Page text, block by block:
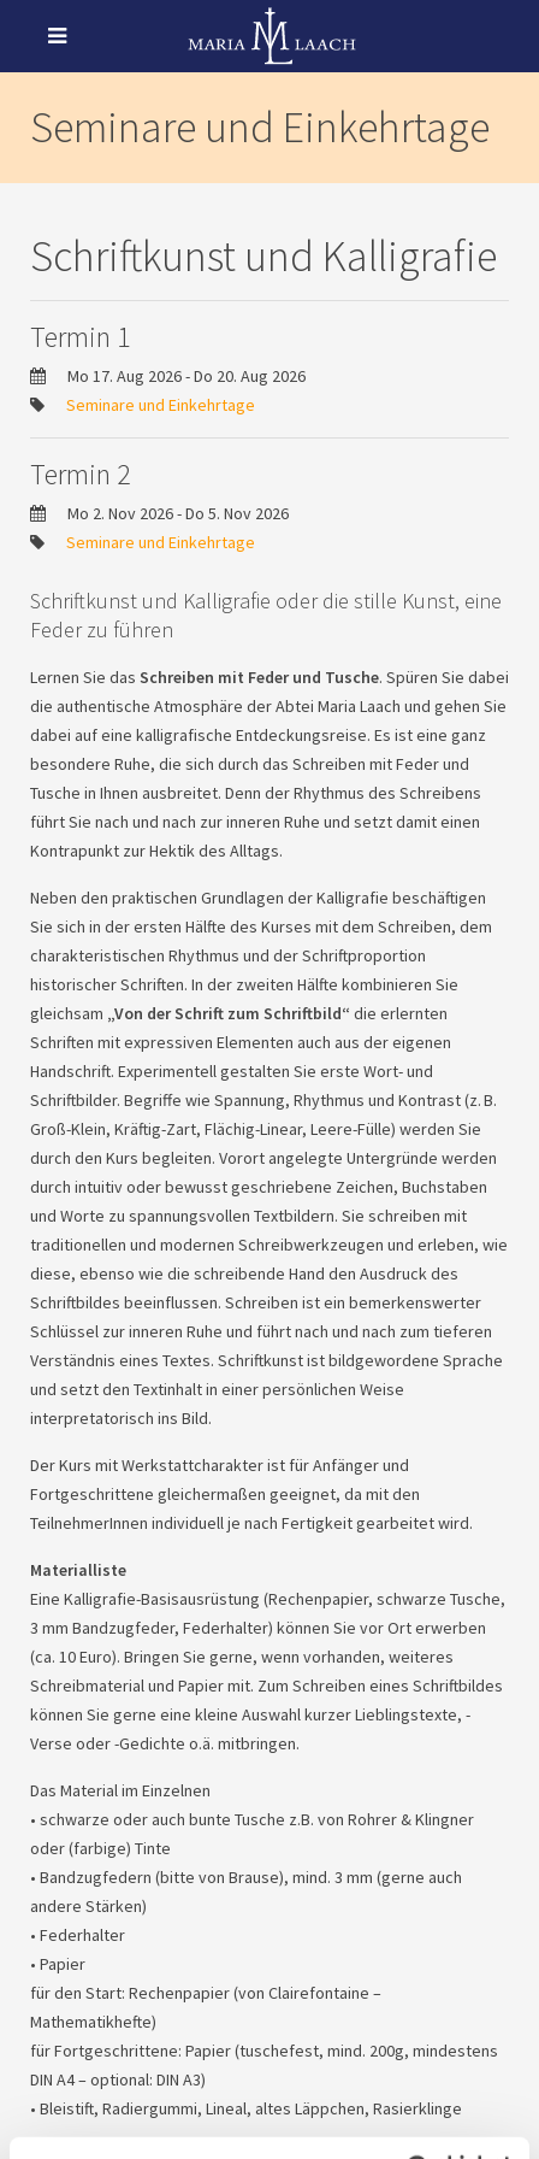
Seminare und Einkehrtage
Schriftkunst und Kalligrafie
Termin 1
Mo 17. Aug 2026 - Do 20. Aug 2026
Seminare und Einkehrtage
Termin 2
Mo 2. Nov 2026 - Do 5. Nov 2026
Seminare und Einkehrtage
Schriftkunst und Kalligrafie oder die stille Kunst, eine
Feder zu führen
Lernen Sie das Schreiben mit Feder und Tusche. Spüren Sie dabei
die authentische Atmosphäre der Abtei Maria Laach und gehen Sie
dabei auf eine kalligrafische Entdeckungsreise. Es ist eine ganz
besondere Ruhe, die sich durch das Schreiben mit Feder und
Tusche in Ihnen ausbreitet. Denn der Rhythmus des Schreibens
führt Sie nach und nach zur inneren Ruhe und setzt damit einen
Kontrapunkt zur Hektik des Alltags.
Neben den praktischen Grundlagen der Kalligrafie beschäftigen
Sie sich in der ersten Hälfte des Kurses mit dem Schreiben, dem
charakteristischen Rhythmus und der Schriftproportion
historischer Schriften. In der zweiten Hälfte kombinieren Sie
gleichsam „Von der Schrift zum Schriftbild“ die erlernten
Schriften mit expressiven Elementen auch aus der eigenen
Handschrift. Experimentell gestalten Sie erste Wort- und
Schriftbilder. Begriffe wie Spannung, Rhythmus und Kontrast (z. B.
Groß-Klein, Kräftig-Zart, Flächig-Linear, Leere-Fülle) werden Sie
durch den Kurs begleiten. Vorort angelegte Untergründe werden
durch intuitiv oder bewusst geschriebene Zeichen, Buchstaben
und Worte zu spannungsvollen Textbildern. Sie schreiben mit
traditionellen und modernen Schreibwerkzeugen und erleben, wie
diese, ebenso wie die schreibende Hand den Ausdruck des
Schriftbildes beeinflussen. Schreiben ist ein bemerkenswerter
Schlüssel zur inneren Ruhe und führt nach und nach zum tieferen
Verständnis eines Textes. Schriftkunst ist bildgewordene Sprache
und setzt den Textinhalt in einer persönlichen Weise
interpretatorisch ins Bild.
Der Kurs mit Werkstattcharakter ist für Anfänger und
Fortgeschrittene gleichermaßen geeignet, da mit den
TeilnehmerInnen individuell je nach Fertigkeit gearbeitet wird.
Materialliste
Eine Kalligrafie-Basisausrüstung (Rechenpapier, schwarze Tusche,
3 mm Bandzugfeder, Federhalter) können Sie vor Ort erwerben
(ca. 10 Euro). Bringen Sie gerne, wenn vorhanden, weiteres
Schreibmaterial und Papier mit. Zum Schreiben eines Schriftbildes
können Sie gerne eine kleine Auswahl kurzer Lieblingstexte, -
Verse oder -Gedichte o.ä. mitbringen.
Das Material im Einzelnen
• schwarze oder auch bunte Tusche z.B. von Rohrer & Klingner
oder (farbige) Tinte
• Bandzugfedern (bitte von Brause), mind. 3 mm (gerne auch
andere Stärken)
• Federhalter
• Papier
für den Start: Rechenpapier (von Clairefontaine –
Mathematikhefte)
für Fortgeschrittene: Papier (tuschefest, mind. 200g, mindestens
DIN A4 – optional: DIN A3)
• Bleistift, Radiergummi, Lineal, altes Läppchen, Rasierklinge